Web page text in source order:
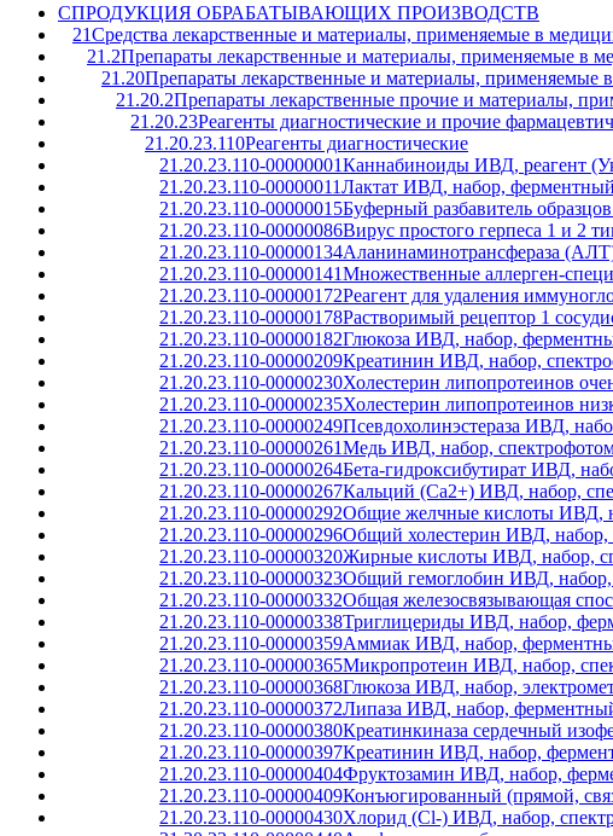
CПРОДУКЦИЯ ОБРАБАТЫВАЮЩИХ ПРОИЗВОДСТВ
21Средства лекарственные и материалы, применяемые в
21.2Препараты лекарственные и материалы, применяемые в
21.20Препараты лекарственные и материалы, применяемые
21.20.2Препараты лекарственные прочие и материалы,
21.20.23Реагенты диагностические и прочие
21.20.23.110Реагенты диагностические
21.20.23.110-00000001Каннабиноиды ИВД, реагент
21.20.23.110-00000011Лактат ИВД, набор,
21.20.23.110-00000015Буферный разбавитель
21.20.23.110-00000086Вирус простого герпеса 1 и 2
21.20.23.110-00000134Аланинаминотрансфераза
21.20.23.110-00000141Множественные аллерген-
21.20.23.110-00000172Реагент для удаления
21.20.23.110-00000178Растворимый рецептор 1
21.20.23.110-00000182Глюкоза ИВД, набор,
21.20.23.110-00000209Креатинин ИВД, набор,
21.20.23.110-00000230Холестерин липопротеинов
21.20.23.110-00000235Холестерин липопротеинов
21.20.23.110-00000249Псевдохолинэстераза ИВД,
21.20.23.110-00000261Медь ИВД, набор,
21.20.23.110-00000264Бета-гидроксибутират ИВД,
21.20.23.110-00000267Кальций (Ca2+) ИВД, набор,
21.20.23.110-00000292Общие желчные кислоты ИВД,
21.20.23.110-00000296Общий холестерин ИВД, набор,
21.20.23.110-00000320Жирные кислоты ИВД, набор,
21.20.23.110-00000323Общий гемоглобин ИВД, набор,
21.20.23.110-00000332Общая железосвязывающая
21.20.23.110-00000338Триглицериды ИВД, набор,
21.20.23.110-00000359Аммиак ИВД, набор,
21.20.23.110-00000365Микропротеин ИВД, набор,
21.20.23.110-00000368Глюкоза ИВД, набор,
21.20.23.110-00000372Липаза ИВД, набор,
21.20.23.110-00000380Креатинкиназа сердечный
21.20.23.110-00000397Креатинин ИВД, набор,
21.20.23.110-00000404Фруктозамин ИВД, набор,
21.20.23.110-00000409Конъюгированный (прямой,
21.20.23.110-00000430Хлорид (Cl-) ИВД, набор,